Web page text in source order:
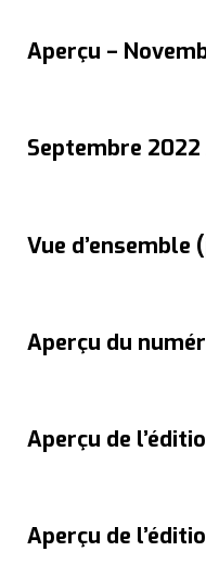
Aperçu –
Septembre 2022
Vue
Aperçu du
Aperçu de
Aperçu de